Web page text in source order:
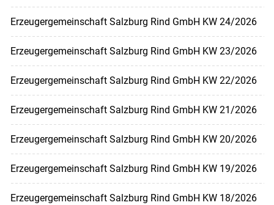
Erzeugergemeinschaft Salzburg Rind GmbH KW 24/2026
Erzeugergemeinschaft Salzburg Rind GmbH KW 23/2026
Erzeugergemeinschaft Salzburg Rind GmbH KW 22/2026
Erzeugergemeinschaft Salzburg Rind GmbH KW 21/2026
Erzeugergemeinschaft Salzburg Rind GmbH KW 20/2026
Erzeugergemeinschaft Salzburg Rind GmbH KW 19/2026
Erzeugergemeinschaft Salzburg Rind GmbH KW 18/2026